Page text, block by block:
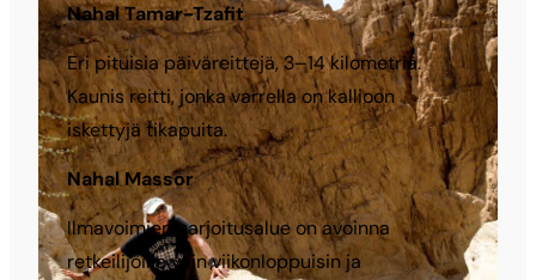
Nahal Tamar-Tzafit
Eri pituisia päiväreittejä, 3–14 kilometriä.
Kaunis reitti, jonka varrella on kallioon
iskettyjä tikapuita.
Nahal Massor
Ilmavoimien harjoitusalue on avoinna
retkeilijöille vain viikonloppuisin ja